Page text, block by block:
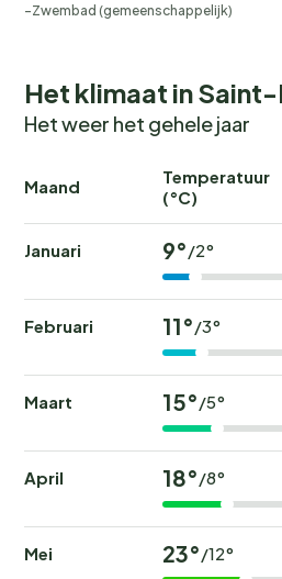
Zwembad (gemeenschappelijk)
Het klimaat in
Het weer het gehele jaar
Maand
Temperatuur
(°C)
Januari 9°/2°
Februari 11°/3°
Maart 15°/5°
April 18°/8°
Mei 23°/12°